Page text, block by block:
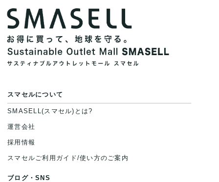
スマセルについて
SMASELL(スマセル)とは?
運営会社
採用情報
スマセルご利用ガイド/使い方のご案内
ブログ・SNS